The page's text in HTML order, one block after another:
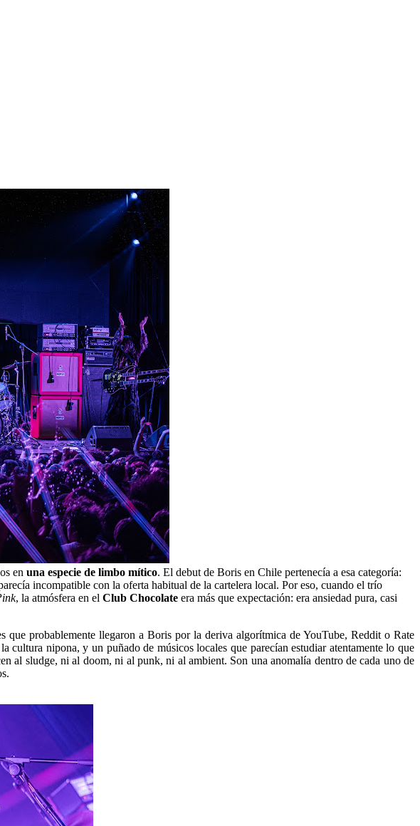
en una especie de limbo mítico. El debut de Boris en Chile pertenecía a esa categoría:
incompatible con la oferta habitual de la cartelera local. Por eso, cuando el trío
, la atmósfera en el Club Chocolate era más que expectación: era ansiedad pura, casi
probablemente llegaron a Boris por la deriva algorítmica de YouTube, Reddit o Rate
nipona, y un puñado de músicos locales que parecían estudiar atentamente lo que
al sludge, ni al doom, ni al punk, ni al ambient. Son una anomalía dentro de cada uno de